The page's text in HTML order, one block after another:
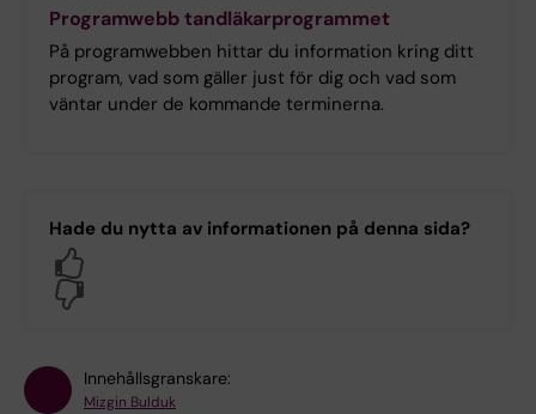
Programwebb tandläkarprogrammet
På programwebben hittar du information kring ditt
program, vad som gäller just för dig och vad som
väntar under de kommande terminerna.
Hade du nytta av informationen på denna sida?
Innehållsgranskare:
Mizgin Bulduk